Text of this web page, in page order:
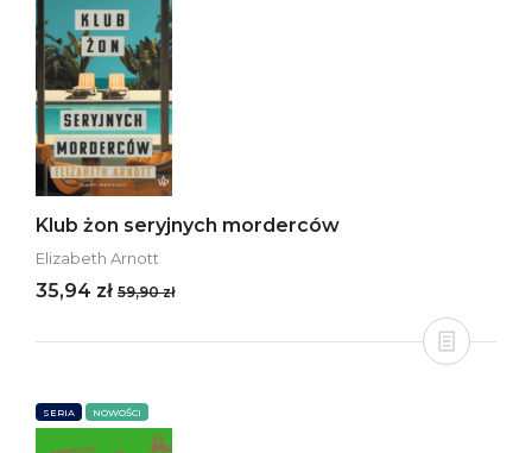
Klub żon seryjnych morderców
Elizabeth Arnott
35,94 zł 59,90 zł
SERIA NOWOŚCI